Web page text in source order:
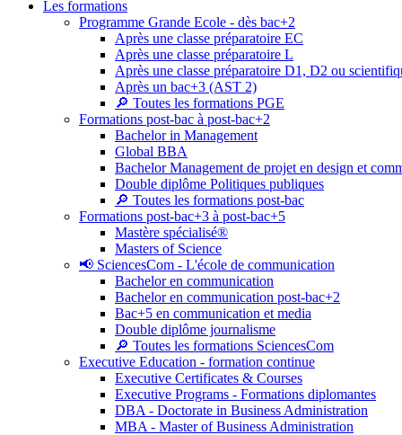
Les formations
Programme Grande Ecole - dès bac+2
Après une classe préparatoire EC
Après une classe préparatoire L
Après une classe préparatoire D1, D2 ou
Après un bac+3 (AST 2)
🔎 Toutes les formations PGE
Formations post-bac à post-bac+2
Bachelor in Management
Global BBA
Bachelor Management de projet en design et
Double diplôme Politiques publiques
🔎 Toutes les formations post-bac
Formations post-bac+3 à post-bac+5
Mastère spécialisé®
Masters of Science
📢 SciencesCom - L'école de communication
Bachelor en communication
Bachelor en communication post-bac+2
Bac+5 en communication et media
Double diplôme journalisme
🔎 Toutes les formations SciencesCom
Executive Education - formation continue
Executive Certificates & Courses
Executive Programs - Formations diplomantes
DBA - Doctorate in Business Administration
MBA - Master of Business Administration